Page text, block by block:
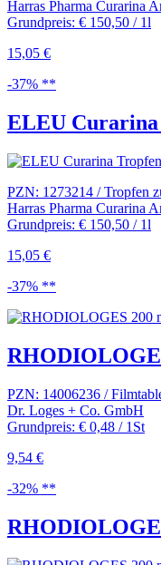
Harras Pharma Curarina
Grundpreis: € 150,50 / 1l
15,05 €
-37% **
ELEU
PZN: 1273214 / Tropfen
Harras Pharma Curarina
Grundpreis: € 150,50 / 1l
15,05 €
-37% **
PZN: 14006236 /
Dr. Loges + Co. GmbH
Grundpreis: € 0,48 / 1St
9,54 €
-32% **